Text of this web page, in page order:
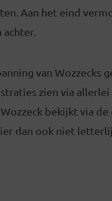
Aan het eind
van Wozzecks
zien via allerlei
bekijkt via de
dan ook niet